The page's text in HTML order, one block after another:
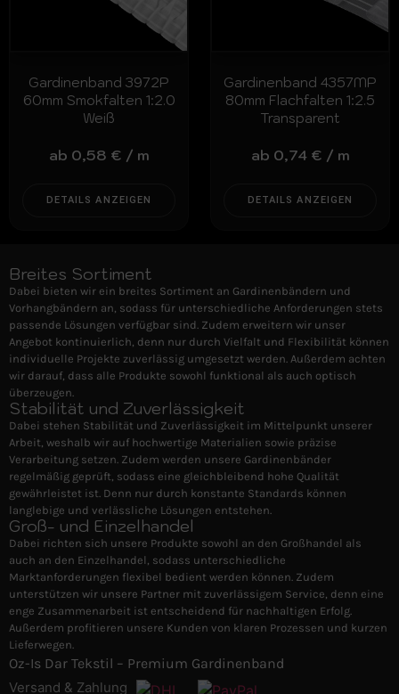
Gardinenband 3972P
60mm Smokfalten 1:2.0
Weiß
ab 0,58 € / m
DETAILS ANZEIGEN
Gardinenband 4357MP
80mm Flachfalten 1:2.5
Transparent
ab 0,74 € / m
DETAILS ANZEIGEN
Breites Sortiment
Dabei bieten wir ein breites Sortiment an Gardinenbändern und
Vorhangbändern an, sodass für unterschiedliche Anforderungen stets
passende Lösungen verfügbar sind. Zudem erweitern wir unser
Angebot kontinuierlich, denn nur durch Vielfalt und Flexibilität können
individuelle Projekte zuverlässig umgesetzt werden. Außerdem achten
wir darauf, dass alle Produkte sowohl funktional als auch optisch
überzeugen.
Stabilität und Zuverlässigkeit
Dabei stehen Stabilität und Zuverlässigkeit im Mittelpunkt unserer
Arbeit, weshalb wir auf hochwertige Materialien sowie präzise
Verarbeitung setzen. Zudem werden unsere Gardinenbänder
regelmäßig geprüft, sodass eine gleichbleibend hohe Qualität
gewährleistet ist. Denn nur durch konstante Standards können
langlebige und verlässliche Lösungen entstehen.
Groß- und Einzelhandel
Dabei richten sich unsere Produkte sowohl an den Großhandel als
auch an den Einzelhandel, sodass unterschiedliche
Marktanforderungen flexibel bedient werden können. Zudem
unterstützen wir unsere Partner mit zuverlässigem Service, denn eine
enge Zusammenarbeit ist entscheidend für nachhaltigen Erfolg.
Außerdem profitieren unsere Kunden von klaren Prozessen und kurzen
Lieferwegen.
Oz-Is Dar Tekstil – Premium Gardinenband
Versand & Zahlung